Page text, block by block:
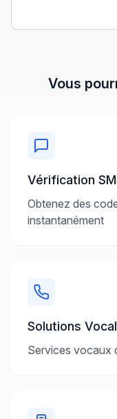
Vous
Vérification
Obtenez des
instantanément
Solutions
Services vocaux